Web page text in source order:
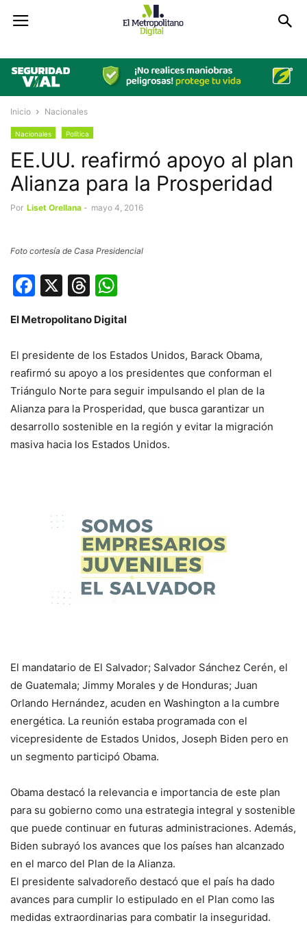
Inicio Nacionales
Nacionales Política
EE.UU. reafirmó apoyo al plan
Alianza para la Prosperidad
Por Liset Orellana - mayo 4, 2016
Foto cortesía de Casa Presidencial
Facebook
X Threads
El Metropolitano Digital
El presidente de los Estados Unidos, Barack Obama,
reafirmó su apoyo a los presidentes que conforman el
Triángulo Norte para seguir impulsando el plan de la
Alianza para la Prosperidad, que busca garantizar un
desarrollo sostenible en la región y evitar la migración
masiva hacia los Estados Unidos.
El mandatario de El Salvador; Salvador Sánchez Cerén, el
de Guatemala; Jimmy Morales y de Honduras; Juan
Orlando Hernández, acuden en Washington a la cumbre
energética. La reunión estaba programada con el
vicepresidente de Estados Unidos, Joseph Biden pero en
un segmento participó Obama.
Obama destacó la relevancia e importancia de este plan
para su gobierno como una estrategia integral y sostenible
que puede continuar en futuras administraciones. Además,
Biden subrayó los avances que los países han alcanzado
en el marco del Plan de la Alianza.
El presidente salvadoreño destacó que el país ha dado
avances para cumplir lo estipulado en el Plan como las
medidas extraordinarias para combatir la inseguridad.